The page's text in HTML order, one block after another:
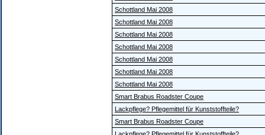
Schottland Mai 2008
Schottland Mai 2008
Schottland Mai 2008
Schottland Mai 2008
Schottland Mai 2008
Schottland Mai 2008
Schottland Mai 2008
Smart Brabus Roadster Coupe
Lackpflege? Pflegemittel für Kunststoffteile?
Smart Brabus Roadster Coupe